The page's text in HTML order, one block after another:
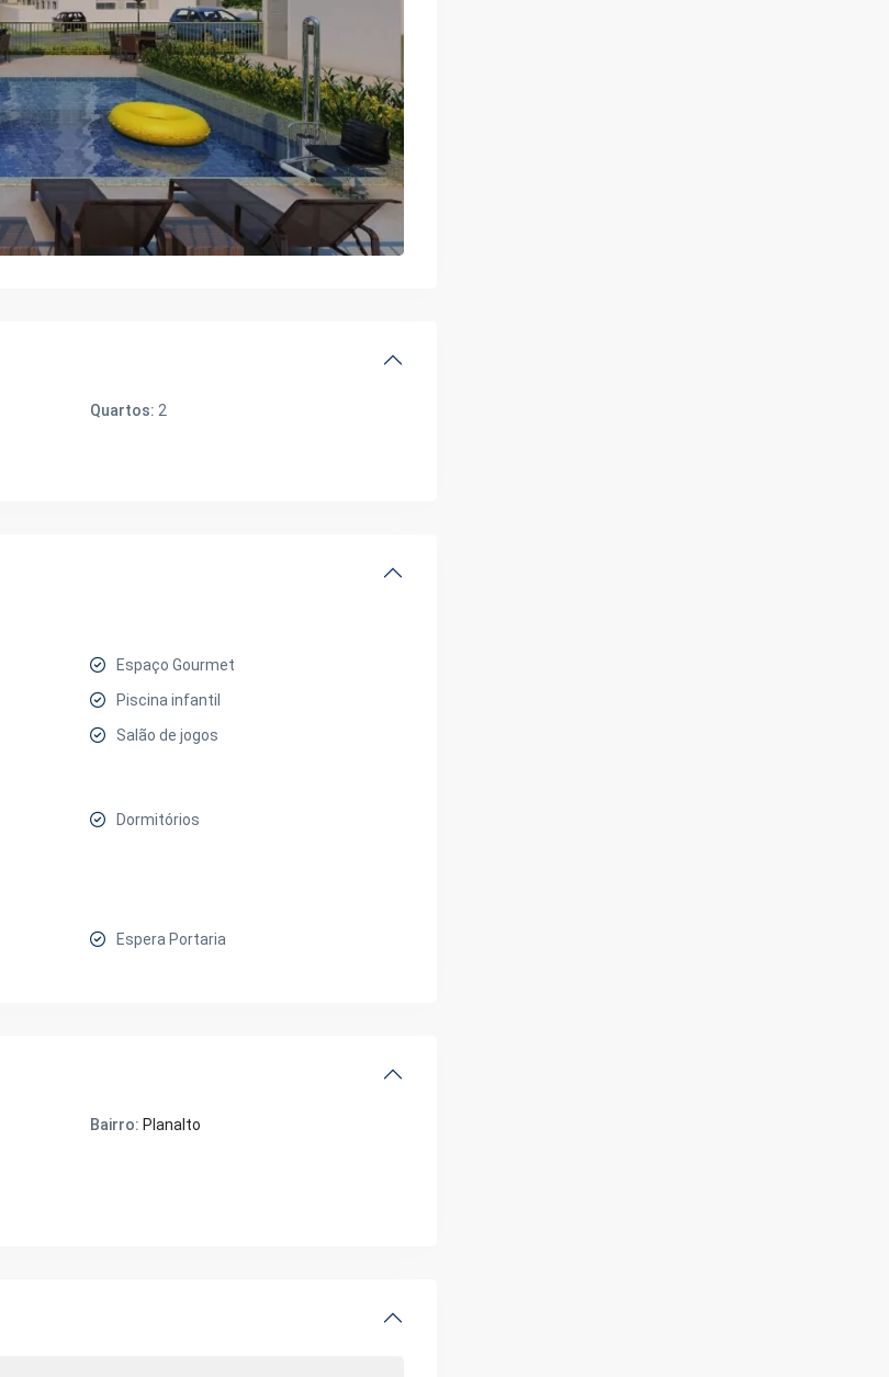
Quartos: 2
Espaço Gourmet
Piscina infantil
Salão de jogos
Dormitórios
Espera Portaria
Bairro: Planalto